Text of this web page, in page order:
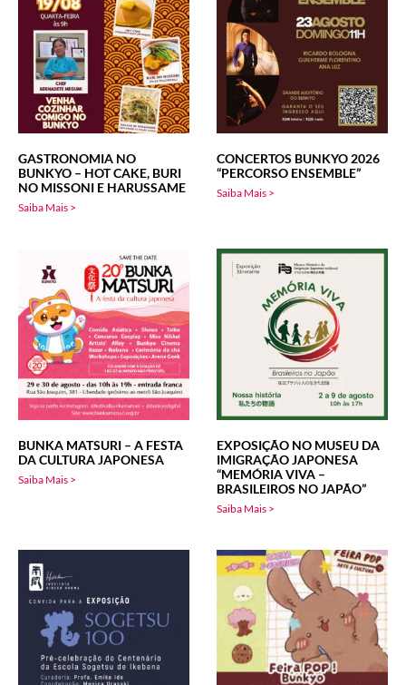
GASTRONOMIA NO
BUNKYO – HOT CAKE, BURI
NO MISSONI E HARUSSAME
Saiba Mais >
CONCERTOS BUNKYO 2026
“PERCORSO ENSEMBLE”
Saiba Mais >
BUNKA MATSURI – A FESTA
DA CULTURA JAPONESA
Saiba Mais >
EXPOSIÇÃO NO MUSEU DA
IMIGRAÇÃO JAPONESA
“MEMÓRIA VIVA –
BRASILEIROS NO JAPÃO”
Saiba Mais >